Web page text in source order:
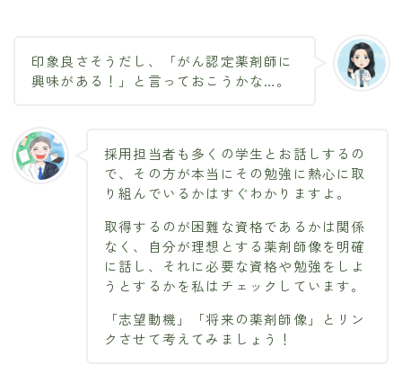
印象良さそうだし、「がん認定薬剤師に
興味がある！」と言っておこうかな…。
採用担当者も多くの学生とお話しするの
で、その方が本当にその勉強に熱心に取
り組んでいるかはすぐわかりますよ。
取得するのが困難な資格であるかは関係
なく、自分が理想とする薬剤師像を明確
に話し、それに必要な資格や勉強をしよ
うとするかを私はチェックしています。
「志望動機」「将来の薬剤師像」とリン
クさせて考えてみましょう！